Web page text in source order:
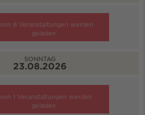
von 6 Veranstaltungen werden
geladen
SONNTAG
23.08.2026
von 1 Veranstaltungen werden
geladen